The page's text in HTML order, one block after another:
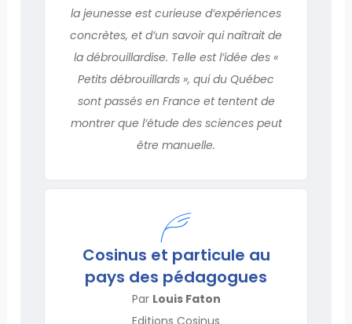
la jeunesse est curieuse d’expériences
concrètes, et d’un savoir qui naîtrait de
la débrouillardise. Telle est l’idée des «
Petits débrouillards », qui du Québec
sont passés en France et tentent de
montrer que l’étude des sciences peut
être manuelle.
Cosinus et particule au
pays des pédagogues
Par Louis Faton
Editions Cosinus